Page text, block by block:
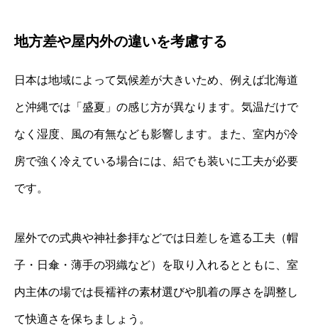
地方差や屋内外の違いを考慮する
日本は地域によって気候差が大きいため、例えば北海道
と沖縄では「盛夏」の感じ方が異なります。気温だけで
なく湿度、風の有無なども影響します。また、室内が冷
房で強く冷えている場合には、絽でも装いに工夫が必要
です。
屋外での式典や神社参拝などでは日差しを遮る工夫（帽
子・日傘・薄手の羽織など）を取り入れるとともに、室
内主体の場では長襦袢の素材選びや肌着の厚さを調整し
て快適さを保ちましょう。